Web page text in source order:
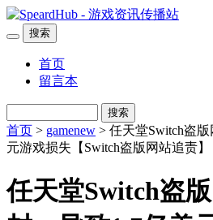
搜索
首页
留言本
搜索
首页 > gamenew > 任天堂Switch盗
元游戏损失【Switch盗版网站追责】
任天堂Switch盗